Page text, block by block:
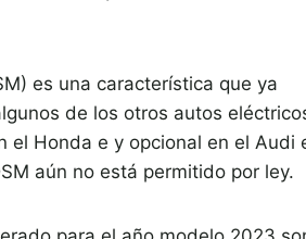
es una característica que ya
de los otros autos
el Honda e y opcional en el Audi
aún no está permitido por ley.